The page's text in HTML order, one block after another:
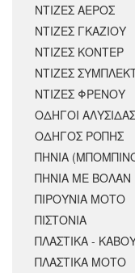
ΝΤΙΖΕΣ ΑΕΡΟΣ
ΝΤΙΖΕΣ ΓΚΑΖΙΟΥ
ΝΤΙΖΕΣ ΚΟΝΤΕΡ
ΝΤΙΖΕΣ
ΝΤΙΖΕΣ ΦΡΕΝΟΥ
ΟΔΗΓΟΙ ΑΛΥΣΙΔΑΣ
ΟΔΗΓΟΣ ΡΟΠΗΣ
ΠΗΝΙΑ
ΠΗΝΙΑ ΜΕ ΒΟΛΑΝ
ΠΙΡΟΥΝΙΑ ΜΟΤΟ
ΠΙΣΤΟΝΙΑ
ΠΛΑΣΤΙΚΑ -
ΠΛΑΣΤΙΚΑ ΜΟΤΟ